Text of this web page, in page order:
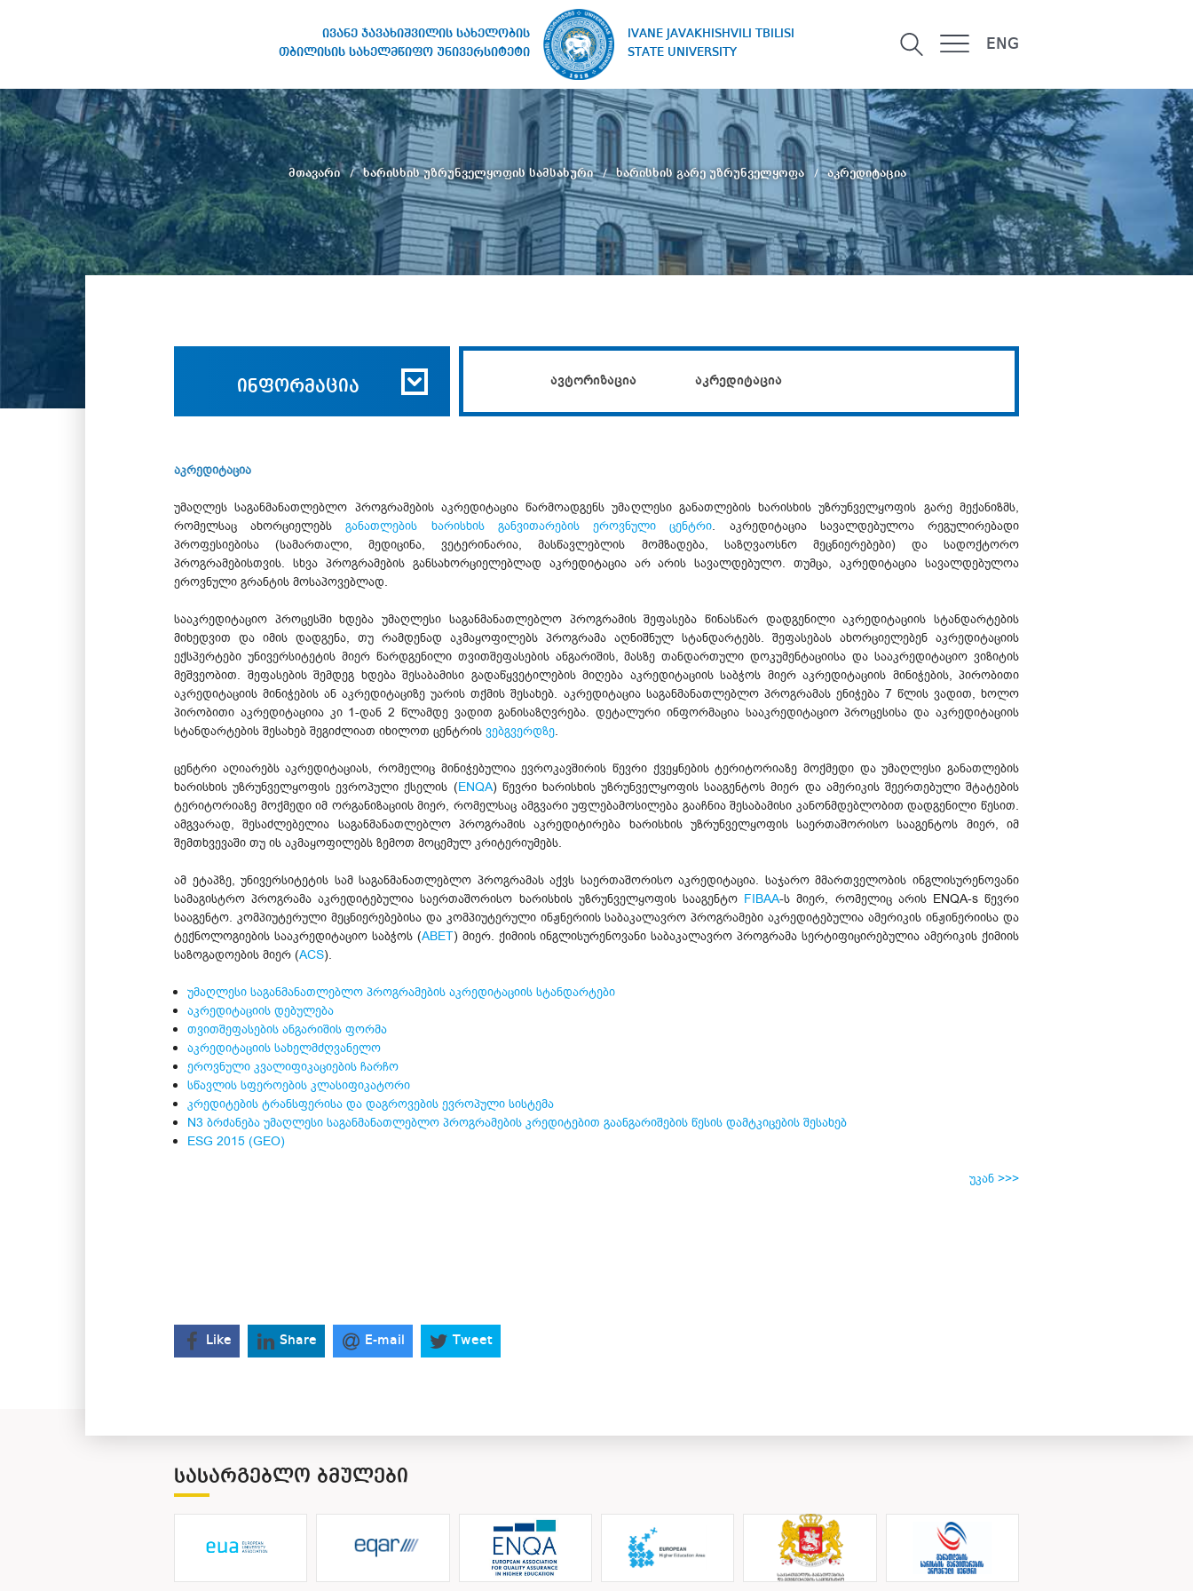
ივანე ჯავახიშვილის სახელობის
თბილისის სახელმწიფო უნივერსიტეტი
IVANE JAVAKHISHVILI TBILISI
STATE UNIVERSITY
ENG
სახელობის თბილისის
სახელმწიფო უნივერსიტეტი
მთავარი ხარისხის უზრუნველყოფის სამსახური ხარისხის გარე უზრუნველყოფა აკრედიტაცია
ინფორმაცია ავტორიზაცია აკრედიტაცია
აკრედიტაცია
უმაღლეს საგანმანათლებლო პროგრამების აკრედიტაცია წარმოადგენს უმაღლესი განათლების ხარისხის უზრუნველყოფის გარე მექანიზმს,
რომელსაც ახორციელებსგანათლების ხარისხის განვითარების ეროვნული ცენტრი. აკრედიტაცია სავალდებულოა რეგულირებადი
პროფესიებისა (სამართალი, მედიცინა, ვეტერინარია, მასწავლებლის მომზადება, საზღვაოსნო მეცნიერებები) და სადოქტორო
პროგრამებისთვის. სხვა პროგრამების განსახორციელებლად აკრედიტაცია არ არის სავალდებულო. თუმცა, აკრედიტაცია სავალდებულოა
ეროვნული გრანტის მოსაპოვებლად.
სააკრედიტაციო პროცესში ხდება უმაღლესი საგანმანათლებლო პროგრამის შეფასება წინასწარ დადგენილი აკრედიტაციის სტანდარტების
მიხედვით და იმის დადგენა, თუ რამდენად აკმაყოფილებს პროგრამა აღნიშნულ სტანდარტებს. შეფასებას ახორციელებენ აკრედიტაციის
ექსპერტები უნივერსიტეტის მიერ წარდგენილი თვითშეფასების ანგარიშის, მასზე თანდართული დოკუმენტაციისა და სააკრედიტაციო ვიზიტის
მეშვეობით. შეფასების შემდეგ ხდება შესაბამისი გადაწყვეტილების მიღება აკრედიტაციის საბჭოს მიერ აკრედიტაციის მინიჭების, პირობითი
აკრედიტაციის მინიჭების ან აკრედიტაციზე უარის თქმის შესახებ. აკრედიტაცია საგანმანათლებლო პროგრამას ენიჭება 7 წლის ვადით, ხოლო
პირობითი აკრედიტაციია კი 1-დან 2 წლამდე ვადით განისაზღვრება. დეტალური ინფორმაცია სააკრედიტაციო პროცესისა და აკრედიტაციის
სტანდარტების შესახებ შეგიძლიათ იხილოთ ცენტრის ვებგვერდზე.
ცენტრი აღიარებს აკრედიტაციას, რომელიც მინიჭებულია ევროკავშირის წევრი ქვეყნების ტერიტორიაზე მოქმედი და უმაღლესი განათლების
ხარისხის უზრუნველყოფის ევროპული ქსელის (ENQA) წევრი ხარისხის უზრუნველყოფის სააგენტოს მიერ და ამერიკის შეერთებული შტატების
ტერიტორიაზე მოქმედი იმ ორგანიზაციის მიერ, რომელსაც ამგვარი უფლებამოსილება გააჩნია შესაბამისი კანონმდებლობით დადგენილი წესით.
ამგვარად, შესაძლებელია საგანმანათლებლო პროგრამის აკრედიტირება ხარისხის უზრუნველყოფის საერთაშორისო სააგენტოს მიერ, იმ
შემთხვევაში თუ ის აკმაყოფილებს ზემოთ მოცემულ კრიტერიუმებს.
ამ ეტაპზე, უნივერსიტეტის სამ საგანმანათლებლო პროგრამას აქვს საერთაშორისო აკრედიტაცია. საჯარო მმართველობის ინგლისურენოვანი
სამაგისტრო პროგრამა აკრედიტებულია საერთაშორისო ხარისხის უზრუნველყოფის სააგენტო FIBAA-ს მიერ, რომელიც არის ENQA-s წევრი
სააგენტო. კომპიუტერული მეცნიერებებისა და კომპიუტერული ინჟნერიის საბაკალავრო პროგრამები აკრედიტებულია ამერიკის ინჟინერიისა და
ტექნოლოგიების სააკრედიტაციო საბჭოს (ABET) მიერ. ქიმიის ინგლისურენოვანი საბაკალავრო პროგრამა სერტიფიცირებულია ამერიკის ქიმიის
საზოგადოების მიერ (ACS).
უმაღლესი საგანმანათლებლო პროგრამების აკრედიტაციის სტანდარტები
აკრედიტაციის დებულება
თვითშეფასების ანგარიშის ფორმა
აკრედიტაციის სახელმძღვანელო
ეროვნული კვალიფიკაციების ჩარჩო
სწავლის სფეროების კლასიფიკატორი
კრედიტების ტრანსფერისა და დაგროვების ევროპული სისტემა
N3 ბრძანება უმაღლესი საგანმანათლებლო პროგრამების კრედიტებით გაანგარიშების წესის დამტკიცების შესახებ
ESG 2015 (GEO)
უკან >>>
Like Share E-mail Tweet
ᲡᲐᲡᲐᲠᲒᲔᲑᲚᲝ ᲑᲛᲣᲚᲔᲑᲘ